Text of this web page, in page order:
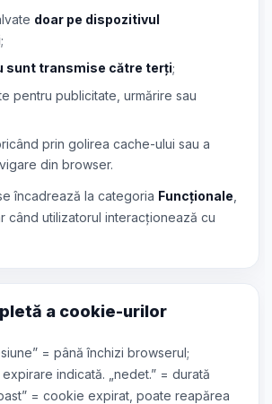
doar pe dispozitivul
;
sunt transmise către terți;
pentru publicitate, urmărire sau
prin golirea cache-ului sau a
din browser.
încadrează la categoria Funcționale
când utilizatorul interacționează cu
a cookie-urilor
= până închizi browserul;
expirare indicată. „nedet.” = durată
= cookie expirat, poate reapărea